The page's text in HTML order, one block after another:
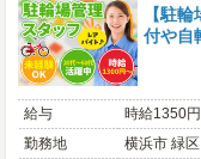
【駐
付や自
給与
時給1350
勤務地
横浜市 緑区